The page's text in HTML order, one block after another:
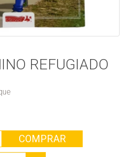
REFUGIADO
COMPRAR